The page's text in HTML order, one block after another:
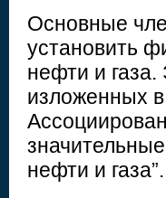
Основные
установить
нефти и газа.
изложенных
нефти и газа”.